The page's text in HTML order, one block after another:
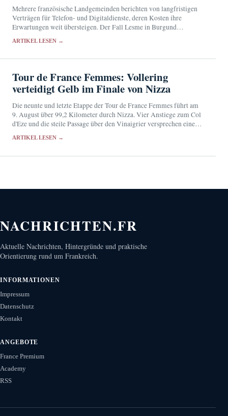
Mehrere französische Landgemeinden berichten von langfristigen
Verträgen für Telefon- und Digitaldienste, deren Kosten ihre
Erwartungen weit übersteigen. Der Fall Lesme in Burgund
ARTIKEL LESEN →
Tour de France Femmes: Vollering
verteidigt Gelb im Finale von Nizza
Die neunte und letzte Etappe der Tour de France Femmes führt am
9. August über 99,2 Kilometer durch Nizza. Vier Anstiege zum Col
d'Eze und die steile Passage über den Vinaigrier versprechen einen
ARTIKEL LESEN →
NACHRICHTEN.FR
Aktuelle Nachrichten, Hintergründe und praktische
Orientierung rund um Frankreich.
INFORMATIONEN
Impressum
Datenschutz
Kontakt
ANGEBOTE
France Premium
Academy
RSS